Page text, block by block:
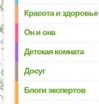
Красота и здоровье
Он и она
Детская комната
Досуг
Блоги экспертов